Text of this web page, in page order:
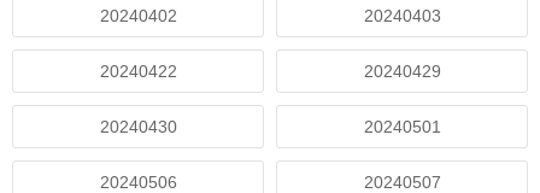
20240402 20240403
20240422 20240429
20240430 20240501
20240506 20240507